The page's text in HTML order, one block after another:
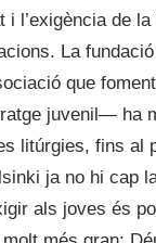
i l’exigència de
La
que
juvenil— ha
litúrgies, fins al
ja no hi cap la
als joves és